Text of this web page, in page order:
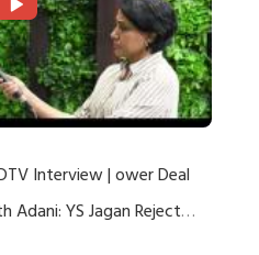
Interview | ower Deal
YS Jagan Rejects